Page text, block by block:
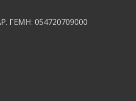
ΓΕΜΗ: 054720709000